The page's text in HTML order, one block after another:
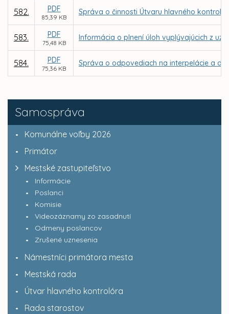
Samospráva
Komunálne voľby 2026
Primátor
Mestské zastupiteľstvo
Informácie
Poslanci
Komisie
Videozáznamy zo zasadnutí
Odmeny poslancov
Zrušené uznesenia
Námestníci primátora mesta
Mestská rada
Útvar hlavného kontrolóra
Rada starostov
582. PDF
85,39 KB
Správa o činnosti Útvaru hlavného
583. PDF
75,48 KB
Informácia o plnení úloh vyplývajúcich z
584. PDF
75,36 KB
Správa o odpovediach na interpelácie a